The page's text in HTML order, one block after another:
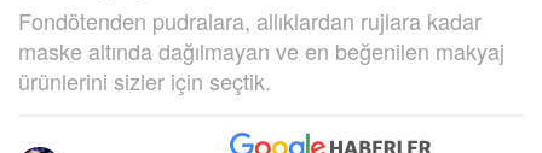
Fondötenden pudralara, allıklardan rujlara kadar
maske altında dağılmayan ve en beğenilen makyaj
ürünlerini sizler için seçtik.